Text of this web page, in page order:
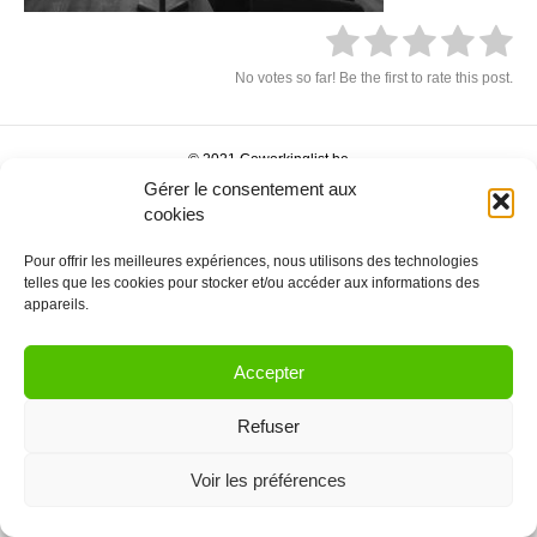
Gérer le consentement aux
cookies
Pour offrir les meilleures expériences, nous utilisons des technologies
telles que les cookies pour stocker et/ou accéder aux informations des
appareils.
Accepter
Refuser
Voir les préférences
No votes so far! Be the first to rate this post.
© 2021 Coworkinglist.be